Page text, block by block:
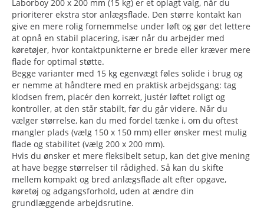
Laborboy 200 x 200 mm (15 kg) er et oplagt valg, når du
prioriterer ekstra stor anlægsflade. Den større kontakt kan
give en mere rolig fornemmelse under løft og gør det lettere
at opnå en stabil placering, især når du arbejder med
køretøjer, hvor kontaktpunkterne er brede eller kræver mere
flade for optimal støtte.
Begge varianter med 15 kg egenvægt føles solide i brug og
er nemme at håndtere med en praktisk arbejdsgang: tag
klodsen frem, placér den korrekt, justér løftet roligt og
kontroller, at den står stabilt, før du går videre. Når du
vælger størrelse, kan du med fordel tænke i, om du oftest
mangler plads (vælg 150 x 150 mm) eller ønsker mest mulig
flade og stabilitet (vælg 200 x 200 mm).
Hvis du ønsker et mere fleksibelt setup, kan det give mening
at have begge størrelser til rådighed. Så kan du skifte
mellem kompakt og bred anlægsflade alt efter opgave,
køretøj og adgangsforhold, uden at ændre din
grundlæggende arbejdsrutine.